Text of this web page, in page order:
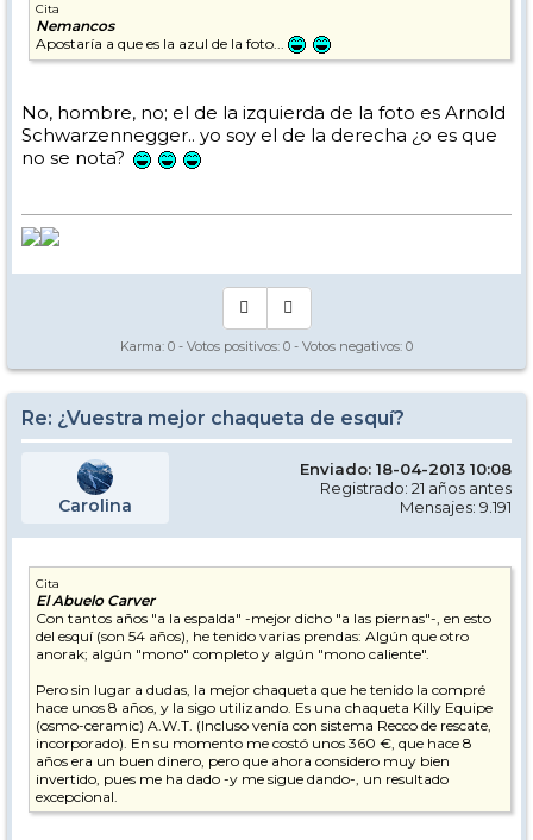
Cita
Nemancos
Apostaría a que es la azul de la foto...
No, hombre, no; el de la izquierda de la foto es Arnold
Schwarzennegger.. yo soy el de la derecha ¿o es que
no se nota?
Karma: 0 - Votos positivos: 0 - Votos negativos: 0
Re: ¿Vuestra mejor chaqueta de esquí?
Carolina
Enviado: 18-04-2013 10:08
Registrado: 21 años antes
Mensajes: 9.191
Cita
El Abuelo Carver
Con tantos años "a la espalda" -mejor dicho "a las piernas"-, en esto
del esquí (son 54 años), he tenido varias prendas: Algún que otro
anorak; algún "mono" completo y algún "mono caliente".
Pero sin lugar a dudas, la mejor chaqueta que he tenido la compré
hace unos 8 años, y la sigo utilizando. Es una chaqueta Killy Equipe
(osmo-ceramic) A.W.T. (Incluso venía con sistema Recco de rescate,
incorporado). En su momento me costó unos 360 €, que hace 8
años era un buen dinero, pero que ahora considero muy bien
invertido, pues me ha dado -y me sigue dando-, un resultado
excepcional.